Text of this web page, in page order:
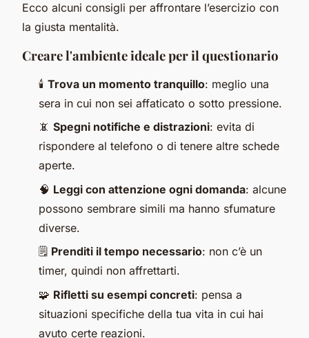
Ecco alcuni consigli per affrontare l’esercizio con
la giusta mentalità.
Creare l'ambiente ideale per il questionario
🕯️ Trova un momento tranquillo: meglio una
sera in cui non sei affaticato o sotto pressione.
📵 Spegni notifiche e distrazioni: evita di
rispondere al telefono o di tenere altre schede
aperte.
🧠 Leggi con attenzione ogni domanda: alcune
possono sembrare simili ma hanno sfumature
diverse.
🗒️ Prenditi il tempo necessario: non c’è un
timer, quindi non affrettarti.
🧩 Rifletti su esempi concreti: pensa a
situazioni specifiche della tua vita in cui hai
avuto certe reazioni.